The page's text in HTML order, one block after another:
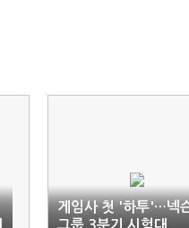
게임사 첫 '하투'…넥
그룹 3분기 시험대